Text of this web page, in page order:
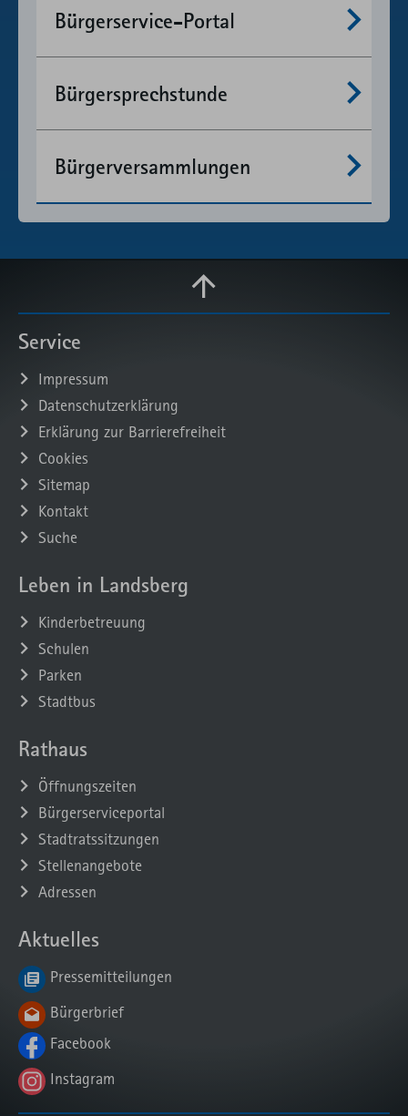
Bürgerservice-Portal
Bürgersprechstunde
Bürgerversammlungen
Service
Impressum
Datenschutzerklärung
Erklärung zur Barrierefreiheit
Cookies
Sitemap
Kontakt
Suche
Leben in Landsberg
Kinderbetreuung
Schulen
Parken
Stadtbus
Rathaus
Öffnungszeiten
Bürgerserviceportal
Stadtratssitzungen
Stellenangebote
Adressen
Aktuelles
Pressemitteilungen
Bürgerbrief
Facebook
Instagram